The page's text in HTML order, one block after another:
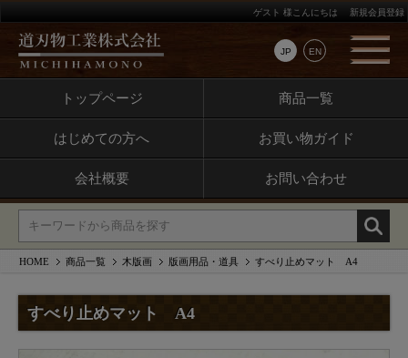
JP EN
ゲスト 様こんにちは 新規会員登録
トップページ 商品一覧
はじめての方へ お買い物ガイド
会社概要 お問い合わせ
HOME 商品一覧 木版画 版画用品・道具 すべり止めマット A4
すべり止めマット A4